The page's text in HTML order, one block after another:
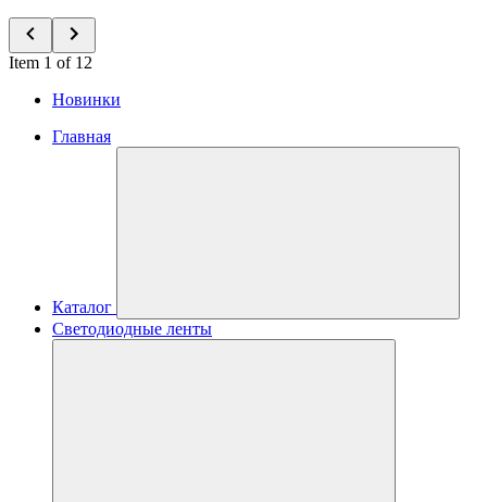
Item 1 of 12
Новинки
Главная
Каталог
Светодиодные ленты